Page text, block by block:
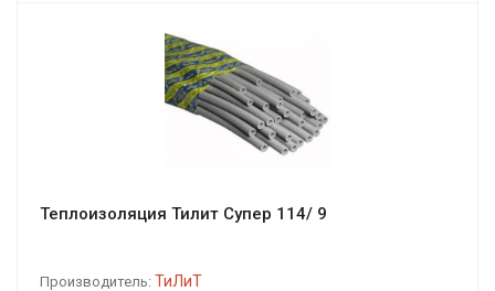
Теплоизоляция Тилит Супер 114/ 9
Производитель: ТиЛиТ